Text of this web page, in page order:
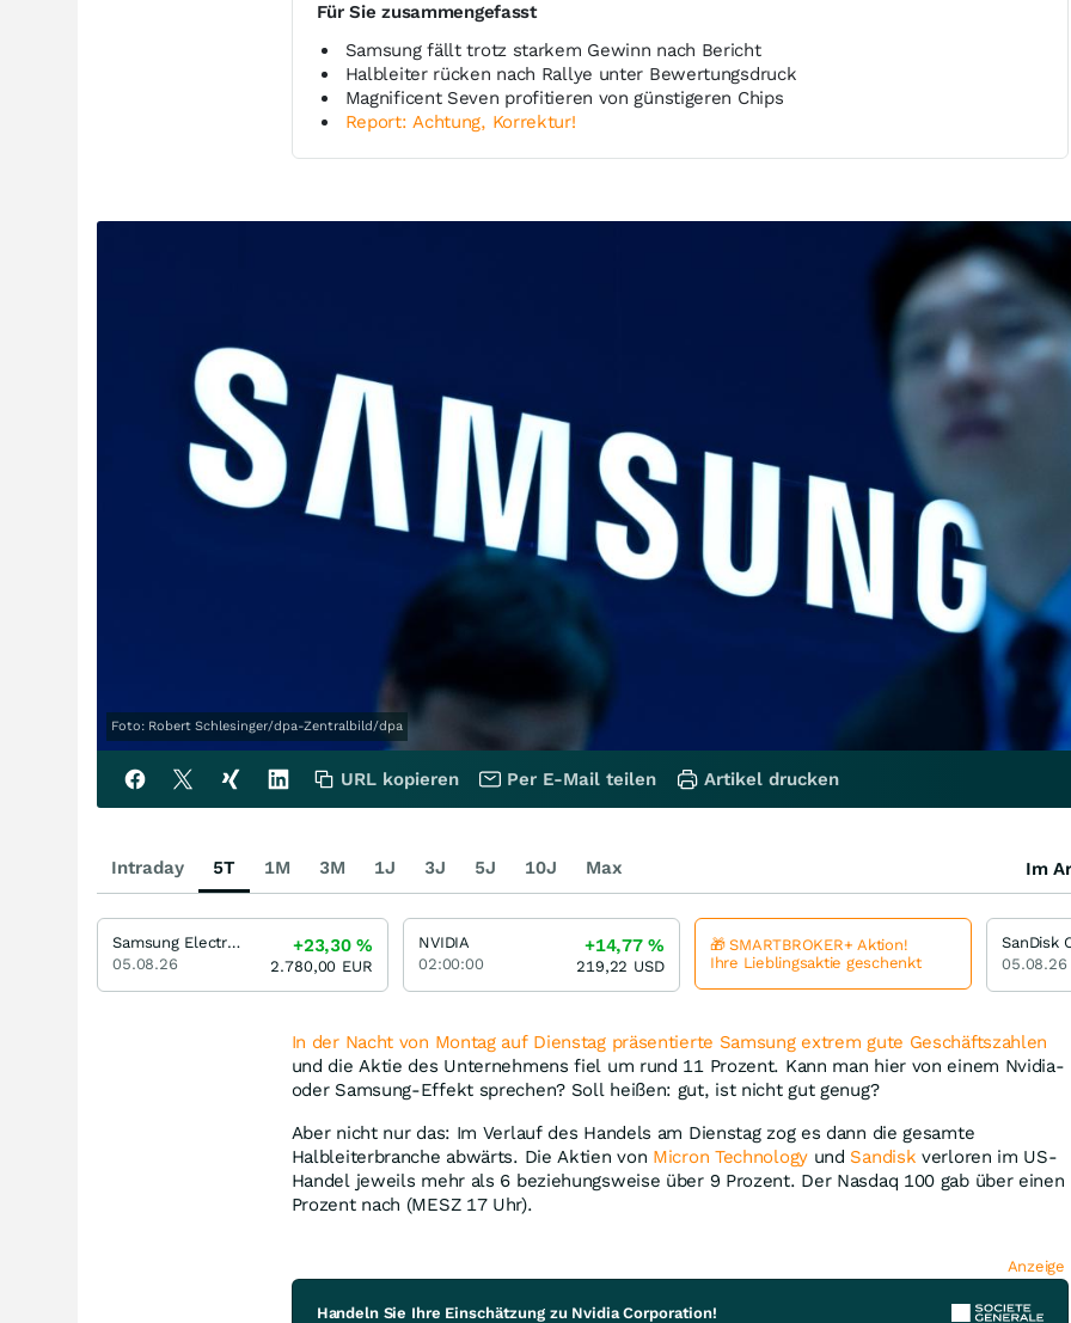
Für Sie zusammengefasst
Samsung fällt trotz starkem Gewinn nach Bericht
Halbleiter rücken nach Rallye unter Bewertungsdruck
Magnificent Seven profitieren von günstigeren Chips
Report: Achtung, Korrektur!
Foto: Robert Schlesinger/dpa-Zentralbild/dpa
In der Nacht von Montag auf Dienstag präsentierte Samsung extrem gute Geschäftszahlen
und die Aktie des Unternehmens fiel um rund 11 Prozent. Kann man hier von einem Nvidia-
oder Samsung-Effekt sprechen? Soll heißen: gut, ist nicht gut genug?
Aber nicht nur das: Im Verlauf des Handels am Dienstag zog es dann die gesamte
Halbleiterbranche abwärts. Die Aktien von Micron Technologyund Sandisk verloren im US-
Handel jeweils mehr als 6 beziehungsweise über 9 Prozent. Der Nasdaq 100 gab über einen
Prozent nach (MESZ 17 Uhr).
Anzeige
Handeln Sie Ihre Einschätzung zu Nvidia Corporation!
URL kopieren Per E-Mail teilen Artikel drucken
Intraday 5T 1M 3M 1J 3J 5J 10J Max Im
Samsung Electronics (Spons. GDR)
05.08.26
+23,30%
2.780,00 EUR
NVIDIA
02:00:00
+14,77%
219,22 USD
🎁 SMARTBROKER+ Aktion!
Ihre Lieblingsaktie geschenkt
05.08.26